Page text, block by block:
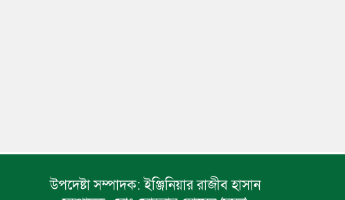
উপদেষ্টা সম্পাদক:ইঞ্জিনিয়ার রাজীব হাসান